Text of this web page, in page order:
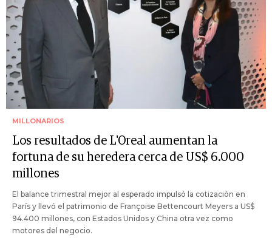
MILLONARIOS
Los resultados de L'Oreal aumentan la
fortuna de su heredera cerca de US$ 6.000
millones
El balance trimestral mejor al esperado impulsó la cotización en
París y llevó el patrimonio de Françoise Bettencourt Meyers a US$
94.400 millones, con Estados Unidos y China otra vez como
motores del negocio.